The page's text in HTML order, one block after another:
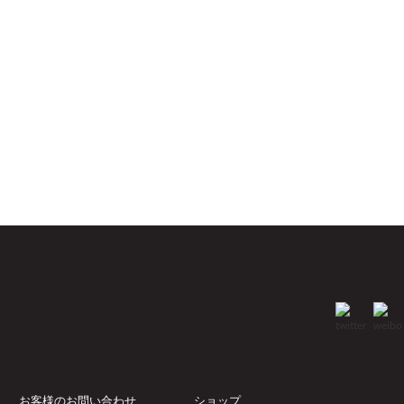
お客様のお問い合わせ ショップ